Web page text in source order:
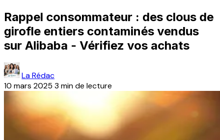
Rappel consommateur : des clous de
girofle entiers contaminés vendus
sur Alibaba - Vérifiez vos achats
La Rédac
10 mars 2025 3 min de lecture